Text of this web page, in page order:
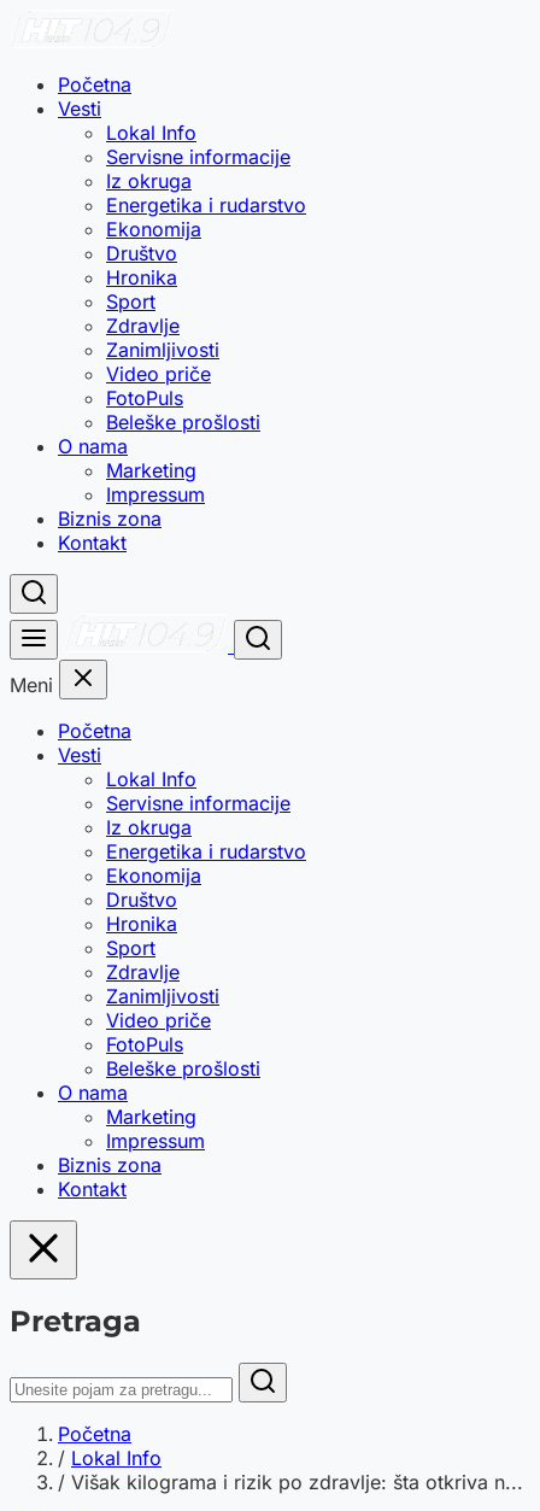
Početna
Vesti
Lokal Info
Servisne informacije
Iz okruga
Energetika i rudarstvo
Ekonomija
Društvo
Hronika
Sport
Zdravlje
Zanimljivosti
Video priče
FotoPuls
Beleške prošlosti
O nama
Marketing
Impressum
Biznis zona
Kontakt
Meni
Početna
Vesti
Lokal Info
Servisne informacije
Iz okruga
Energetika i rudarstvo
Ekonomija
Društvo
Hronika
Sport
Zdravlje
Zanimljivosti
Video priče
FotoPuls
Beleške prošlosti
O nama
Marketing
Impressum
Biznis zona
Kontakt
Pretraga
Početna
/ Lokal Info
/ Višak kilograma i rizik po zdravlje: šta otkriva n...